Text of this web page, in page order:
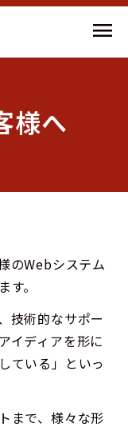
menu
様へ
のWebシステム
。
技術的なサポー
イディアを形に
ている」といっ
まで、様々な形